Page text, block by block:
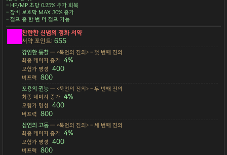
- HP/MP 초당 0.25% 추가 회복
- 장비 보호막 MAX 30% 증가
- 점프 중 한 번 더 점프 가능
찬란한 신념의 정화 서약
서약 포인트:655
강인한 통찰— <묵언의 진의> - 첫 번째 진의
최종 데미지 증가 4%
모험가 명성 400
버프력 800
포용의 권능— <묵언의 진의> - 두 번째 진의
최종 데미지 증가 4%
모험가 명성 400
버프력 800
심연의 고동— <묵언의 진의> - 세 번째 진의
최종 데미지 증가 4%
모험가 명성 400
버프력 800